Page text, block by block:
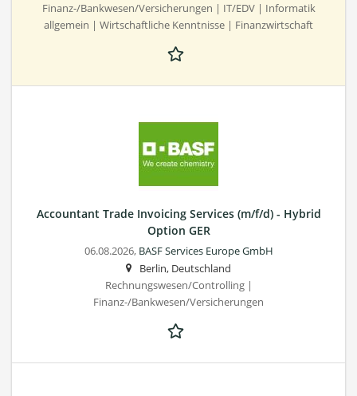
Finanz-/Bankwesen/Versicherungen | IT/EDV | Informatik
allgemein | Wirtschaftliche Kenntnisse | Finanzwirtschaft
Accountant Trade Invoicing Services (m/f/d) - Hybrid
Option GER
06.08.2026, BASF Services Europe GmbH
Berlin, Deutschland
Rechnungswesen/Controlling |
Finanz-/Bankwesen/Versicherungen